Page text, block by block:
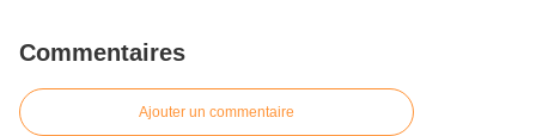
Commentaires
Ajouter un commentaire